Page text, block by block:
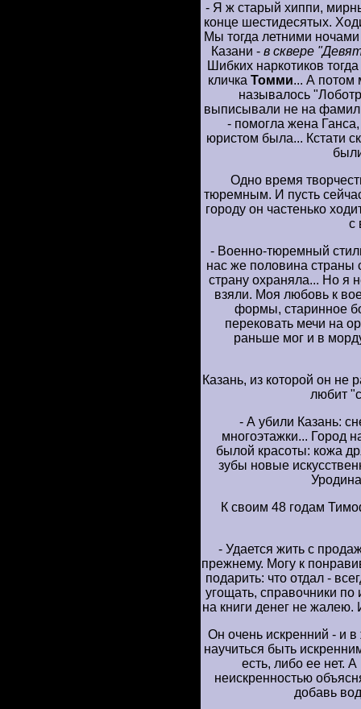
- Я ж старый хиппи,
конце шестидесятых.
Мы тогда летними
Казани - в сквере
Шибких наркотиков
кличка Томми... А потом
называлось
выписывали не на
- помогла жена
юристом была... Кстати
Одно время
тюремным. И пусть
городу он частенько
с
- Военно-тюремный
нас же половина страны
страну охраняла... Но я
взяли. Моя любовь к
формы, старинное
перековать мечи на
раньше мог и в
Казань, из которой он не
любит
- А убили Казань:
многоэтажки... Город
былой красоты: кожа
зубы новые
К своим 48 годам
- Удается жить с
прежнему. Могу к
подарить: что отдал -
угощать, справочники по
на книги денег не
Он очень искренний - и в
научиться быть
есть, либо ее нет.
неискренностью
добавь